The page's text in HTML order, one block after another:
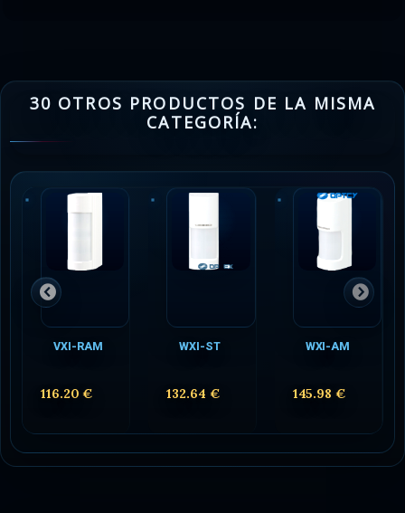
30 OTROS PRODUCTOS DE LA MISMA
CATEGORÍA:
VXI-RAM
116.20 €
WXI-ST
132.64 €
WXI-AM
145.98 €